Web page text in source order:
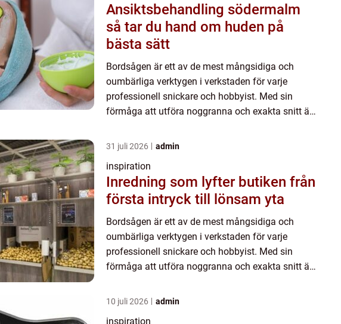
Ansiktsbehandling södermalm
så tar du hand om huden på
bästa sätt
Bordsågen är ett av de mest mångsidiga och
oumbärliga verktygen i verkstaden för varje
professionell snickare och hobbyist. Med sin
förmåga att utföra noggranna och exakta snitt är
31 juli 2026 admin
inspiration
Inredning som lyfter butiken från
första intryck till lönsam yta
Bordsågen är ett av de mest mångsidiga och
oumbärliga verktygen i verkstaden för varje
professionell snickare och hobbyist. Med sin
förmåga att utföra noggranna och exakta snitt är
10 juli 2026 admin
inspiration